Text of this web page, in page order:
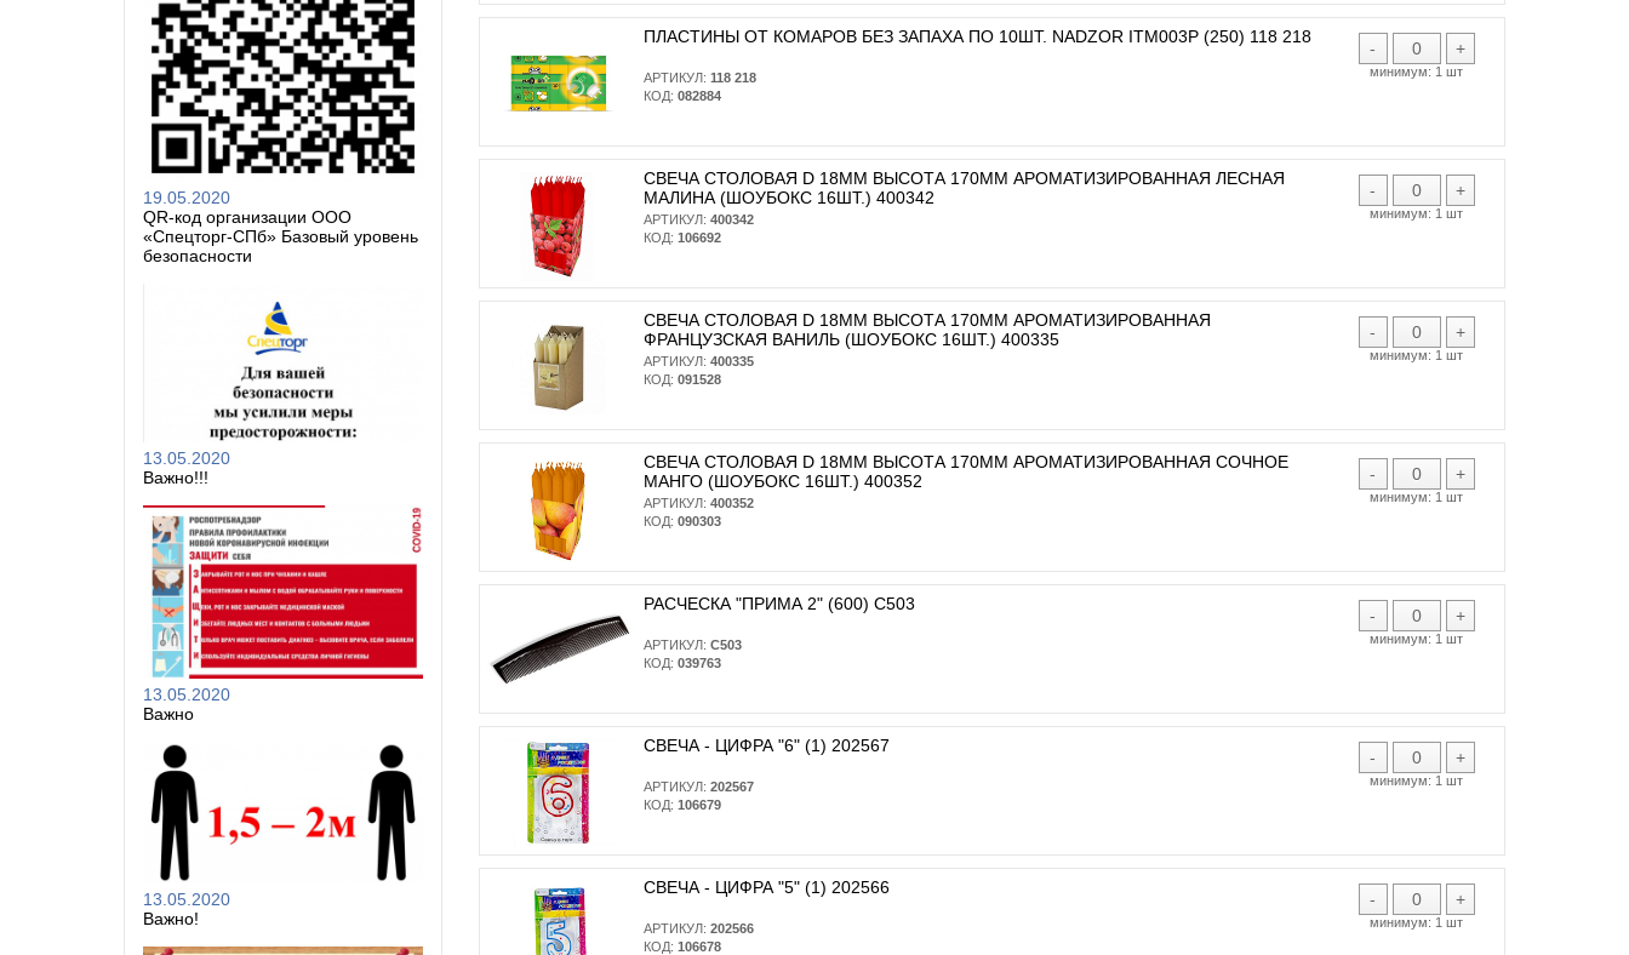
19.05.2020
QR-код организации ООО
«Спецторг-СПб» Базовый уровень
безопасности
13.05.2020
Важно!!!
13.05.2020
Важно
13.05.2020
Важно!
- +
минимум: 1 шт
ПЛАСТИНЫ ОТ КОМАРОВ БЕЗ ЗАПАХА ПО 10ШТ. NADZOR ITM003P (250) 118 218
АРТИКУЛ: 118 218
КОД: 082884
- +
минимум: 1 шт
СВЕЧА СТОЛОВАЯ D 18ММ ВЫСОТА 170ММ АРОМАТИЗИРОВАННАЯ ЛЕСНАЯ
МАЛИНА (ШОУБОКС 16ШТ.) 400342
АРТИКУЛ: 400342
КОД: 106692
- +
минимум: 1 шт
СВЕЧА СТОЛОВАЯ D 18ММ ВЫСОТА 170ММ АРОМАТИЗИРОВАННАЯ
ФРАНЦУЗСКАЯ ВАНИЛЬ (ШОУБОКС 16ШТ.) 400335
АРТИКУЛ: 400335
КОД: 091528
- +
минимум: 1 шт
СВЕЧА СТОЛОВАЯ D 18ММ ВЫСОТА 170ММ АРОМАТИЗИРОВАННАЯ СОЧНОЕ
МАНГО (ШОУБОКС 16ШТ.) 400352
АРТИКУЛ: 400352
КОД: 090303
- +
минимум: 1 шт
РАСЧЕСКА "ПРИМА 2" (600) С503
АРТИКУЛ: С503
КОД: 039763
- +
минимум: 1 шт
СВЕЧА - ЦИФРА "6" (1) 202567
АРТИКУЛ: 202567
КОД: 106679
- +
минимум: 1 шт
СВЕЧА - ЦИФРА "5" (1) 202566
АРТИКУЛ: 202566
КОД: 106678